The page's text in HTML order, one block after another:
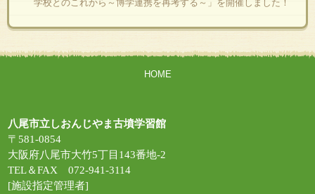
学校とのこれから～博学連携を再考する～」を開催しました！
HOME
八尾市立しおんじやま古墳学習館
〒581-0854
大阪府八尾市大竹5丁目143番地-2
TEL＆FAX 072-941-3114
[施設指定管理者]